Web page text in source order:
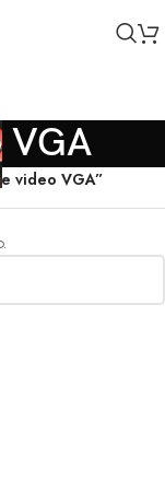
VGA
video VGA”